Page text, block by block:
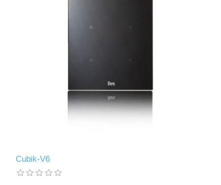
Cubik-V6